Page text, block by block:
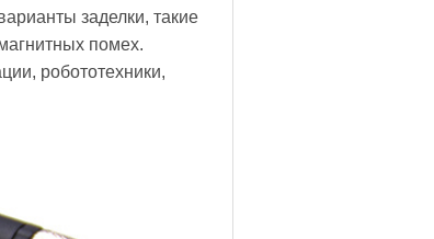
заделки, такие
помех.
робототехники,